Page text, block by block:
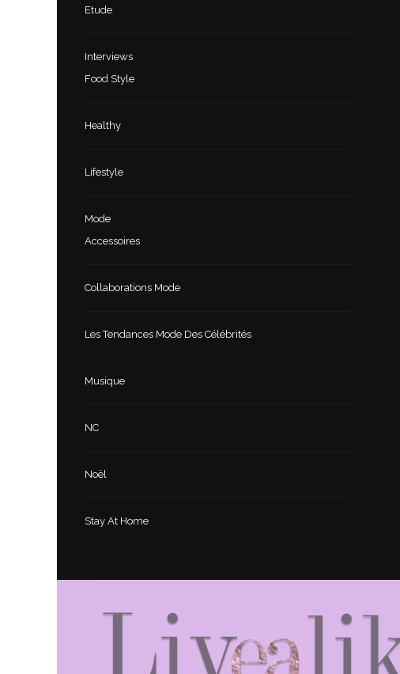
Etude
Interviews
Food Style
Healthy
Lifestyle
Mode
Accessoires
Collaborations Mode
Les Tendances Mode Des Célébrités
Musique
NC
Noël
Stay At Home